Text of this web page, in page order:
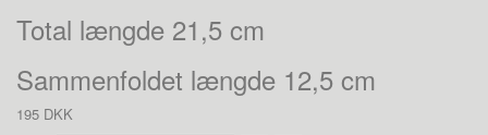
Total længde 21,5 cm
Sammenfoldet længde 12,5 cm
195 DKK